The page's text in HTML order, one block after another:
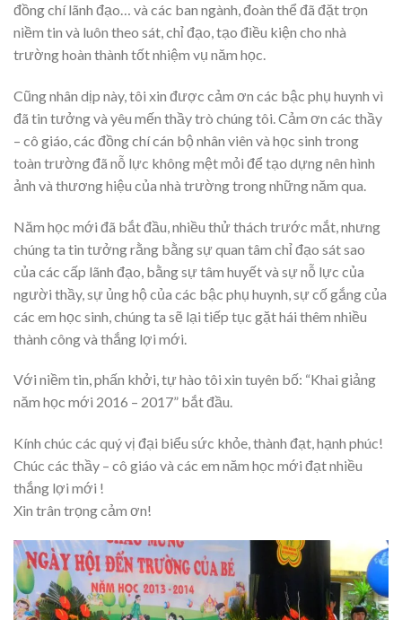
đồng chí lãnh đạo… và các ban ngành, đoàn thể đã đặt trọn
niềm tin và luôn theo sát, chỉ đạo, tạo điều kiện cho nhà
trường hoàn thành tốt nhiệm vụ năm học.
Cũng nhân dịp này, tôi xin được cảm ơn các bậc phụ huynh vì
đã tin tưởng và yêu mến thầy trò chúng tôi. Cảm ơn các thầy
– cô giáo, các đồng chí cán bộ nhân viên và học sinh trong
toàn trường đã nỗ lực không mệt mỏi để tạo dựng nên hình
ảnh và thương hiệu của nhà trường trong những năm qua.
Năm học mới đã bắt đầu, nhiều thử thách trước mắt, nhưng
chúng ta tin tưởng rằng bằng sự quan tâm chỉ đạo sát sao
của các cấp lãnh đạo, bằng sự tâm huyết và sự nỗ lực của
người thầy, sự ủng hộ của các bậc phụ huynh, sự cố gắng của
các em học sinh, chúng ta sẽ lại tiếp tục gặt hái thêm nhiều
thành công và thắng lợi mới.
Với niềm tin, phấn khởi, tự hào tôi xin tuyên bố: “Khai giảng
năm học mới 2016 – 2017” bắt đầu.
Kính chúc các quý vị đại biểu sức khỏe, thành đạt, hạnh phúc!
Chúc các thầy – cô giáo và các em năm học mới đạt nhiều
thắng lợi mới !
Xin trân trọng cảm ơn!